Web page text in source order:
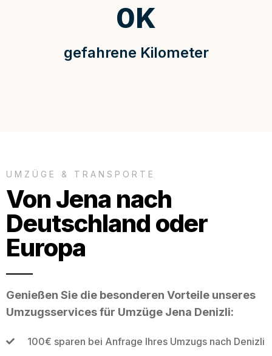
gefahrene Kilometer
0K
UMZÜGE & TRANSPORTE
Von Jena nach
Deutschland oder
Europa
Genießen Sie die besonderen Vorteile unseres
Umzugsservices für Umzüge Jena Denizli:
100€ sparen bei Anfrage Ihres Umzugs nach Denizli